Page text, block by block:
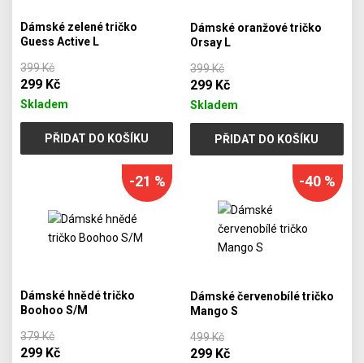
Dámské zelené tričko
Guess Active L
399 Kč
299 Kč
Skladem
PŘIDAT DO KOŠÍKU
Dámské oranžové tričko
Orsay L
399 Kč
299 Kč
Skladem
PŘIDAT DO KOŠÍKU
-21 %
Dámské hnědé tričko
Boohoo S/M
379 Kč
299 Kč
-40 %
Dámské červenobílé tričko
Mango S
499 Kč
299 Kč